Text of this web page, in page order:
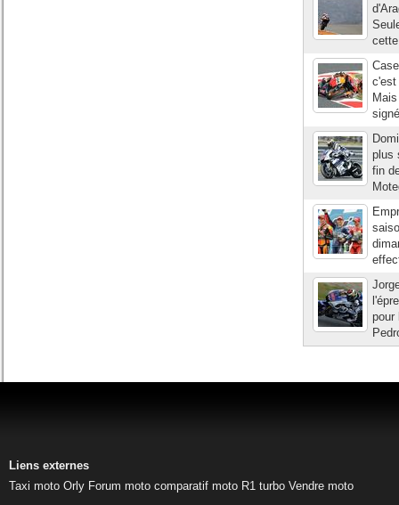
c'est
plus
fin
pour
Liens externes
Taxi moto Orly Forum moto comparatif moto R1 turbo Vendre moto